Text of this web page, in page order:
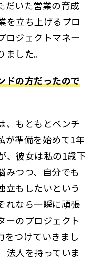
だいた営業の育成
を立ち上げるプロ
ロジェクトマネー
した。
ドの方だったので
、もともとベンチ
が準備を始めて1年
、彼女は私の1歳下
みつつ、自分でも
立もしたいという
れなら一瞬に頑張
ーのプロジェクト
をつけていきまし
法人を持っていま